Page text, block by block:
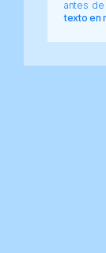
antes de
texto en